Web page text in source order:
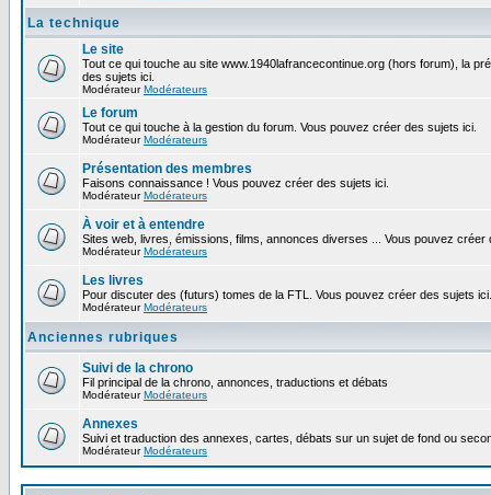
La technique
Le site
Tout ce qui touche au site www.1940lafrancecontinue.org (hors forum), la
des sujets ici.
ModérateurModérateurs
Le forum
Tout ce qui touche à la gestion du forum. Vous pouvez créer des sujets ici.
ModérateurModérateurs
Présentation des membres
Faisons connaissance ! Vous pouvez créer des sujets ici.
ModérateurModérateurs
À voir et à entendre
Sites web, livres, émissions, films, annonces diverses ... Vous pouvez créer
ModérateurModérateurs
Les livres
Pour discuter des (futurs) tomes de la FTL. Vous pouvez créer des sujets ici.
ModérateurModérateurs
Anciennes rubriques
Suivi de la chrono
Fil principal de la chrono, annonces, traductions et débats
ModérateurModérateurs
Annexes
Suivi et traduction des annexes, cartes, débats sur un sujet de fond ou
ModérateurModérateurs